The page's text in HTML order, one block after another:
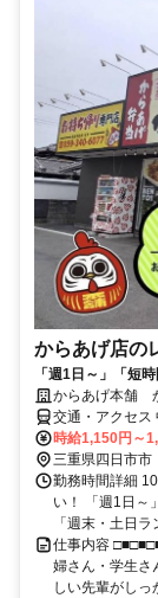
からあげ店の
「週1日～」「短
からあげ本舗
交通・アクセス
時給1,150円～
三重県四日市市
勤務時間詳細
い！ 「週1日～
「週末・土日
仕事内容
婦さん・学生さ
しい先輩がし